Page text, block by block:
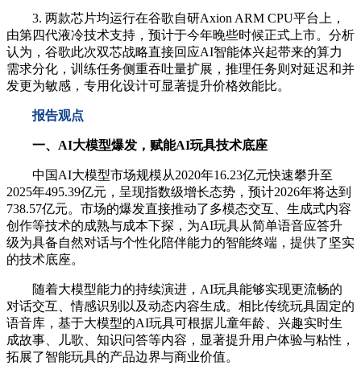
3. 两款芯片均运行在谷歌自研Axion ARM CPU平台上，
由第四代液冷技术支持，预计于今年晚些时候正式上市。分析
认为，谷歌此次双芯战略直接回应AI智能体兴起带来的算力
需求分化，训练任务侧重吞吐量扩展，推理任务则对延迟和并
发更为敏感，专用化设计可显著提升价格效能比。
报告观点
一、AI大模型爆发，赋能AI玩具技术底座
中国AI大模型市场规模从2020年16.23亿元快速攀升至
2025年495.39亿元，呈现指数级增长态势，预计2026年将达到
738.57亿元。市场的爆发直接推动了多模态交互、生成式内容
创作等技术的成熟与成本下探，为AI玩具从简单语音应答升
级为具备自然对话与个性化陪伴能力的智能终端，提供了坚实
的技术底座。
随着大模型能力的持续演进，AI玩具能够实现更流畅的
对话交互、情感识别以及动态内容生成。相比传统玩具固定的
语音库，基于大模型的AI玩具可根据儿童年龄、兴趣实时生
成故事、儿歌、知识问答等内容，显著提升用户体验与粘性，
拓展了智能玩具的产品边界与商业价值。